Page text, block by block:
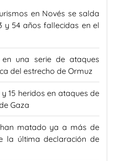
en Novés se salda
y 54 años fallecidas en el
una serie de ataques
del estrecho de Ormuz
15 heridos en ataques de
Gaza
matado ya a más de
la última declaración de